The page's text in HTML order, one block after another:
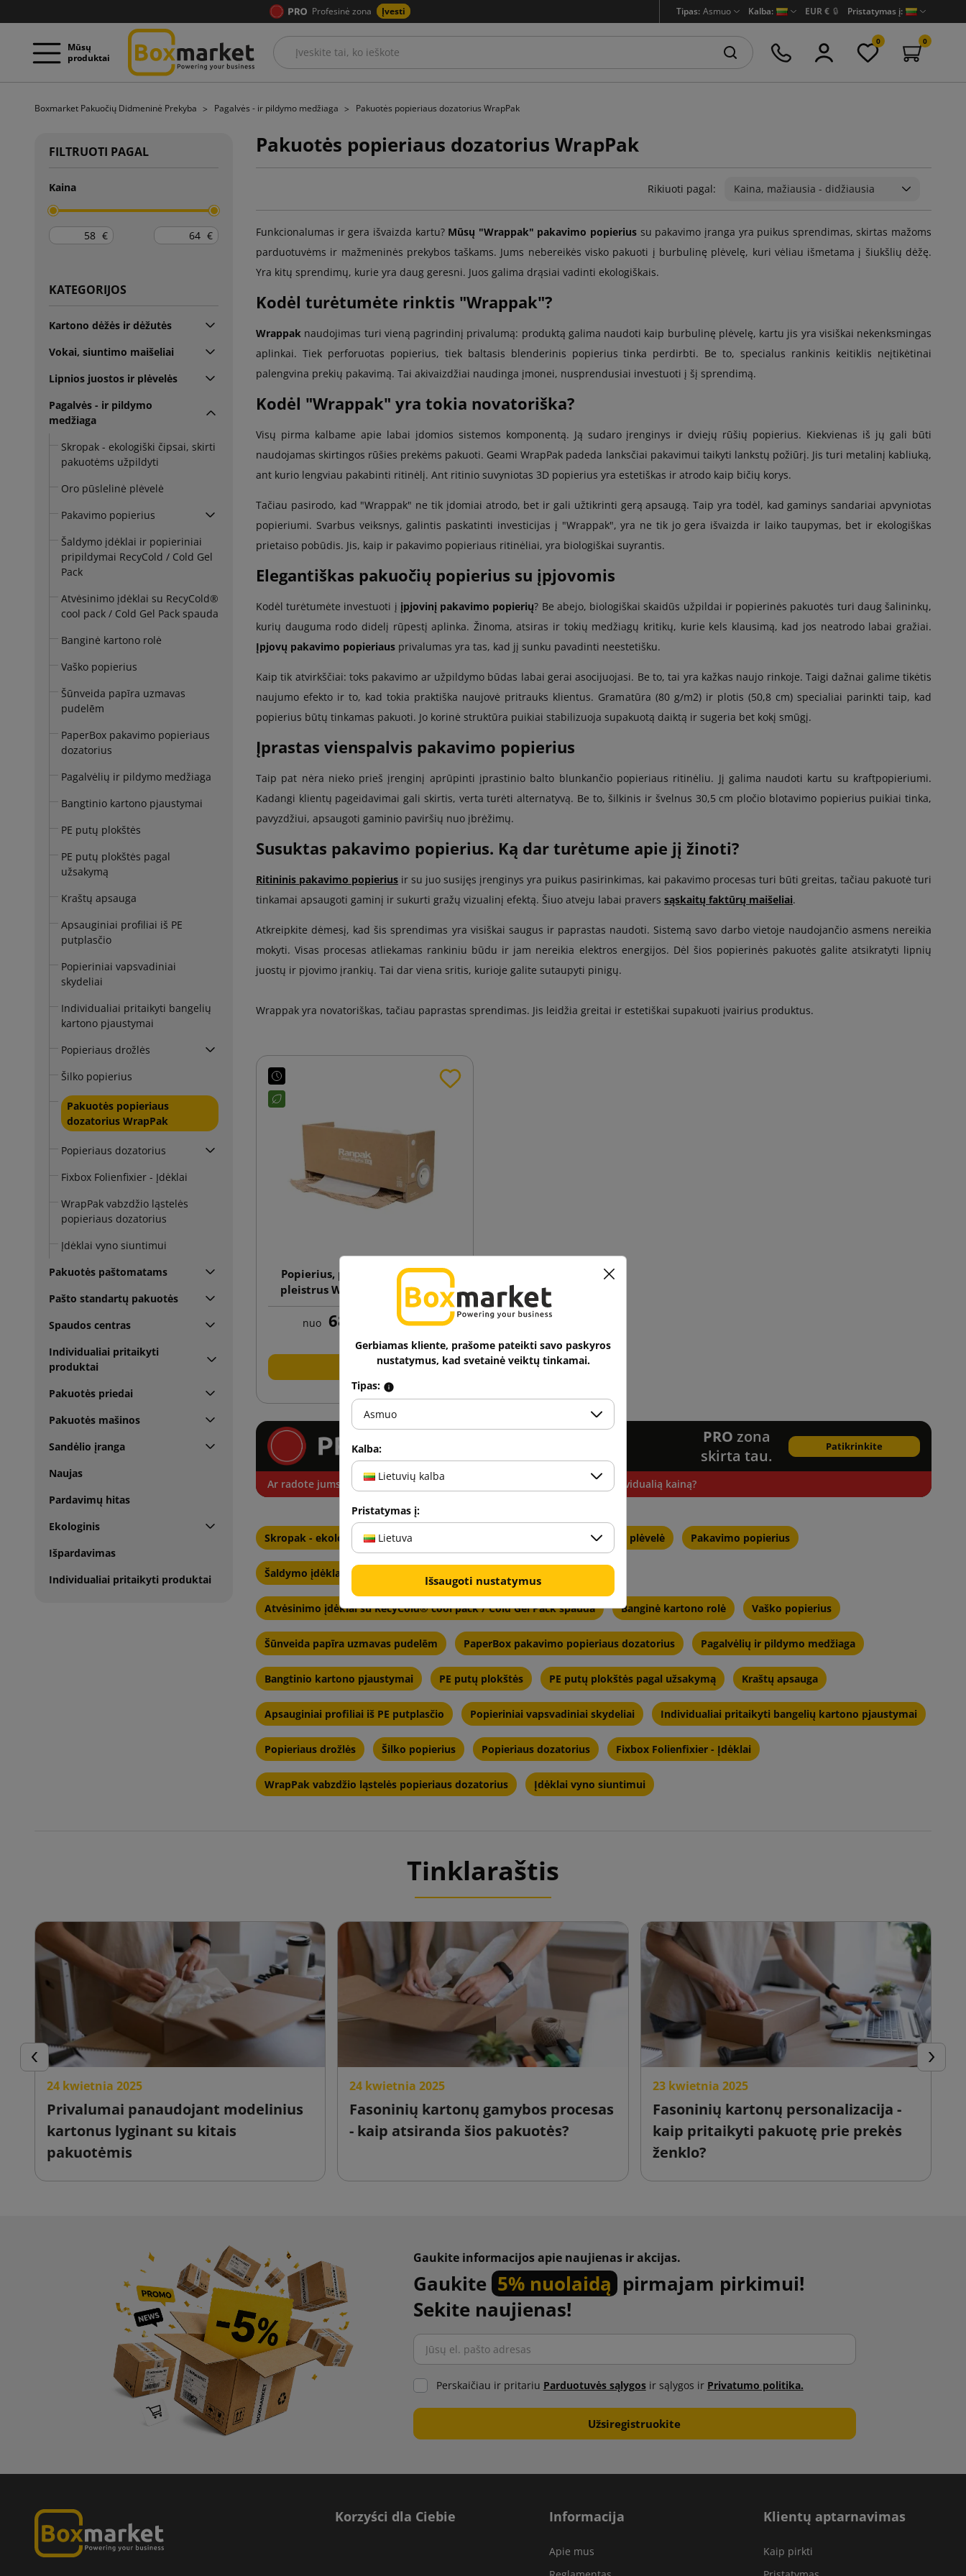
Profesinė zona Įvesti Tipas: Asmuo Kalba: EUR € 🔒 Pristatymas į:
Mūsų
produktai
0 0
Boxmarket Pakuočių Didmeninė Prekyba Pagalvės - ir pildymo medžiaga Pakuotės popieriaus dozatorius WrapPak
FILTRUOTI PAGAL
Kaina
€ €
KATEGORIJOS
Kartono dėžės ir dėžutės
Vokai, siuntimo maišeliai
Lipnios juostos ir plėvelės
Pagalvės - ir pildymo
medžiaga
Skropak - ekologiški čipsai, skirti
pakuotėms užpildyti
Oro pūslelinė plėvelė
Pakavimo popierius
Šaldymo įdėklai ir popieriniai
pripildymai RecyCold / Cold Gel
Pack
Atvėsinimo įdėklai su RecyCold®
cool pack / Cold Gel Pack spauda
Banginė kartono rolė
Vaško popierius
Šūnveida papīra uzmavas
pudelēm
PaperBox pakavimo popieriaus
dozatorius
Pagalvėlių ir pildymo medžiaga
Bangtinio kartono pjaustymai
PE putų plokštės
PE putų plokštės pagal
užsakymą
Kraštų apsauga
Apsauginiai profiliai iš PE
putplasčio
Popieriniai vapsvadiniai
skydeliai
Individualiai pritaikyti bangelių
kartono pjaustymai
Popieriaus drožlės
Šilko popierius
Pakuotės popieriaus
dozatorius WrapPak
Popieriaus dozatorius
Fixbox Folienfixier - Įdėklai
WrapPak vabzdžio ląstelės
popieriaus dozatorius
Įdėklai vyno siuntimui
Pakuotės paštomatams
Pašto standartų pakuotės
Spaudos centras
Individualiai pritaikyti
produktai
Pakuotės priedai
Pakuotės mašinos
Sandėlio įranga
Naujas
Pardavimų hitas
Ekologinis
Išpardavimas
Individualiai pritaikyti produktai
Pakuotės popieriaus dozatorius WrapPak
Rikiuoti pagal: Kaina, mažiausia - didžiausia
Funkcionalumas ir gera išvaizda kartu? Mūsų "Wrappak" pakavimo popierius su pakavimo įranga yra puikus sprendimas, skirtas mažoms
parduotuvėms ir mažmeninės prekybos taškams. Jums nebereikės visko pakuoti į burbulinę plėvelę, kuri vėliau išmetama į šiukšlių dėžę.
Yra kitų sprendimų, kurie yra daug geresni. Juos galima drąsiai vadinti ekologiškais.
Kodėl turėtumėte rinktis "Wrappak"?
Wrappak naudojimas turi vieną pagrindinį privalumą: produktą galima naudoti kaip burbulinę plėvelę, kartu jis yra visiškai nekenksmingas
aplinkai. Tiek perforuotas popierius, tiek baltasis blenderinis popierius tinka perdirbti. Be to, specialus rankinis keitiklis neįtikėtinai
palengvina prekių pakavimą. Tai akivaizdžiai naudinga įmonei, nusprendusiai investuoti į šį sprendimą.
Kodėl "Wrappak" yra tokia novatoriška?
Visų pirma kalbame apie labai įdomios sistemos komponentą. Ją sudaro įrenginys ir dviejų rūšių popierius. Kiekvienas iš jų gali būti
naudojamas skirtingos rūšies prekėms pakuoti. Geami WrapPak padeda lanksčiai pakavimui taikyti lankstų požiūrį. Jis turi metalinį kabliuką,
ant kurio lengviau pakabinti ritinėlį. Ant ritinio suvyniotas 3D popierius yra estetiškas ir atrodo kaip bičių korys.
Tačiau pasirodo, kad "Wrappak" ne tik įdomiai atrodo, bet ir gali užtikrinti gerą apsaugą. Taip yra todėl, kad gaminys sandariai apvyniotas
popieriumi. Svarbus veiksnys, galintis paskatinti investicijas į "Wrappak", yra ne tik jo gera išvaizda ir laiko taupymas, bet ir ekologiškas
prietaiso pobūdis. Jis, kaip ir pakavimo popieriaus ritinėliai, yra biologiškai suyrantis.
Elegantiškas pakuočių popierius su įpjovomis
Kodėl turėtumėte investuoti į įpjovinį pakavimo popierių? Be abejo, biologiškai skaidūs užpildai ir popierinės pakuotės turi daug šalininkų,
kurių dauguma rodo didelį rūpestį aplinka. Žinoma, atsiras ir tokių medžiagų kritikų, kurie kels klausimą, kad jos neatrodo labai gražiai.
Įpjovų pakavimo popieriaus privalumas yra tas, kad jį sunku pavadinti neestetišku.
Kaip tik atvirkščiai: toks pakavimo ar užpildymo būdas labai gerai asocijuojasi. Be to, tai yra kažkas naujo rinkoje. Taigi dažnai galime tikėtis
naujumo efekto ir to, kad tokia praktiška naujovė pritrauks klientus. Gramatūra (80 g/m2) ir plotis (50,8 cm) specialiai parinkti taip, kad
popierius būtų tinkamas pakuoti. Jo korinė struktūra puikiai stabilizuoja supakuotą daiktą ir sugeria bet kokį smūgį.
Įprastas vienspalvis pakavimo popierius
Taip pat nėra nieko prieš įrenginį aprūpinti įprastinio balto blunkančio popieriaus ritinėliu. Jį galima naudoti kartu su kraftpopieriumi.
Kadangi klientų pageidavimai gali skirtis, verta turėti alternatyvą. Be to, šilkinis ir švelnus 30,5 cm pločio blotavimo popierius puikiai tinka,
pavyzdžiui, apsaugoti gaminio paviršių nuo įbrėžimų.
Susuktas pakavimo popierius. Ką dar turėtume apie jį žinoti?
Ritininis pakavimo popierius ir su juo susijęs įrenginys yra puikus pasirinkimas, kai pakavimo procesas turi būti greitas, tačiau pakuotė turi
tinkamai apsaugoti gaminį ir sukurti gražų vizualinį efektą. Šiuo atveju labai pravers sąskaitų faktūrų maišeliai.
Atkreipkite dėmesį, kad šis sprendimas yra visiškai saugus ir paprastas naudoti. Sistemą savo darbo vietoje naudojančio asmens nereikia
mokyti. Visas procesas atliekamas rankiniu būdu ir jam nereikia elektros energijos. Dėl šios popierinės pakuotės galite atsikratyti lipnių
juostų ir pjovimo įrankių. Tai dar viena sritis, kurioje galite sutaupyti pinigų.
Wrappak yra novatoriškas, tačiau paprastas sprendimas. Jis leidžia greitai ir estetiškai supakuoti įvairius produktus.
Popierius, pjaustytas į medaus
pleistrus WraPak su popieriaus
dozatoriumi
nuo 68,23 € su PVM
Į krepšelį
PRO zona
skirta tau.
Patikrinkite
Ar radote jums reikalingo produkto? Ar norite pirkti daugiau ir gauti individualią kainą?
Skropak - ekologiški čipsai, skirti pakuotėms užpildyti Oro pūslelinė plėvelė Pakavimo popierius
Šaldymo įdėklai ir popieriniai pripildymai RecyCold / Cold Gel Pack
Atvėsinimo įdėklai su RecyCold® cool pack / Cold Gel Pack spauda Banginė kartono rolė Vaško popierius
Šūnveida papīra uzmavas pudelēm PaperBox pakavimo popieriaus dozatorius Pagalvėlių ir pildymo medžiaga
Bangtinio kartono pjaustymai PE putų plokštės PE putų plokštės pagal užsakymą Kraštų apsauga
Apsauginiai profiliai iš PE putplasčio Popieriniai vapsvadiniai skydeliai Individualiai pritaikyti bangelių kartono pjaustymai
Popieriaus drožlės Šilko popierius Popieriaus dozatorius Fixbox Folienfixier - Įdėklai
WrapPak vabzdžio ląstelės popieriaus dozatorius Įdėklai vyno siuntimui
Tinklaraštis
Ankstesnis Tęsti
24 kwietnia 2025
Privalumai panaudojant modelinius
kartonus lyginant su kitais
pakuotėmis
24 kwietnia 2025
Fasoninių kartonų gamybos procesas
- kaip atsiranda šios pakuotės?
23 kwietnia 2025
Fasoninių kartonų personalizacija -
kaip pritaikyti pakuotę prie prekės
ženklo?
Gaukite informacijos apie naujienas ir akcijas.
Gaukite 5% nuolaidą pirmajam pirkimui!
Sekite naujienas!
Perskaičiau ir pritariu Parduotuvės sąlygosir sąlygos ir Privatumo politika.
Korzyści dla Ciebie Informacija
Apie mus
Klientų aptarnavimas
Kaip pirkti
Gerbiamas kliente, prašome pateikti savo paskyros
nustatymus, kad svetainė veiktų tinkamai.
Tipas:
Asmuo
Kalba:
Lietuvių kalba
Pristatymas į:
Lietuva
Išsaugoti nustatymus